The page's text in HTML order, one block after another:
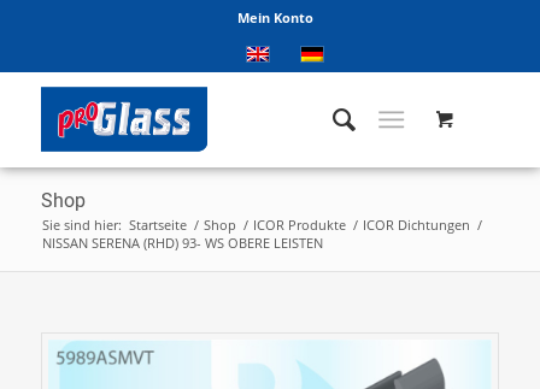
Mein Konto
Shop
Sie sind hier: Startseite / Shop / ICOR Produkte / ICOR Dichtungen /
NISSAN SERENA (RHD) 93- WS OBERE LEISTEN